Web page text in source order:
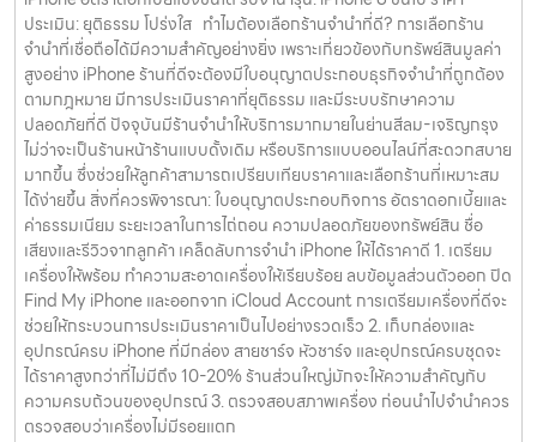
ประเมิน: ยุติธรรม โปร่งใส ทำไมต้องเลือกร้านจำนำที่ดี? การเลือกร้าน
จำนำที่เชื่อถือได้มีความสำคัญอย่างยิ่ง เพราะเกี่ยวข้องกับทรัพย์สินมูลค่า
สูงอย่าง iPhone ร้านที่ดีจะต้องมีใบอนุญาตประกอบธุรกิจจำนำที่ถูกต้อง
ตามกฎหมาย มีการประเมินราคาที่ยุติธรรม และมีระบบรักษาความ
ปลอดภัยที่ดี ปัจจุบันมีร้านจำนำให้บริการมากมายในย่านสีลม-เจริญกรุง
ไม่ว่าจะเป็นร้านหน้าร้านแบบดั้งเดิม หรือบริการแบบออนไลน์ที่สะดวกสบาย
มากขึ้น ซึ่งช่วยให้ลูกค้าสามารถเปรียบเทียบราคาและเลือกร้านที่เหมาะสม
ได้ง่ายขึ้น สิ่งที่ควรพิจารณา: ใบอนุญาตประกอบกิจการ อัตราดอกเบี้ยและ
ค่าธรรมเนียม ระยะเวลาในการไถ่ถอน ความปลอดภัยของทรัพย์สิน ชื่อ
เสียงและรีวิวจากลูกค้า เคล็ดลับการจำนำ iPhone ให้ได้ราคาดี 1. เตรียม
เครื่องให้พร้อม ทำความสะอาดเครื่องให้เรียบร้อย ลบข้อมูลส่วนตัวออก ปิด
Find My iPhone และออกจาก iCloud Account การเตรียมเครื่องที่ดีจะ
ช่วยให้กระบวนการประเมินราคาเป็นไปอย่างรวดเร็ว 2. เก็บกล่องและ
อุปกรณ์ครบ iPhone ที่มีกล่อง สายชาร์จ หัวชาร์จ และอุปกรณ์ครบชุดจะ
ได้ราคาสูงกว่าที่ไม่มีถึง 10-20% ร้านส่วนใหญ่มักจะให้ความสำคัญกับ
ความครบถ้วนของอุปกรณ์ 3. ตรวจสอบสภาพเครื่อง ก่อนนำไปจำนำควร
ตรวจสอบว่าเครื่องไม่มีรอยแตก